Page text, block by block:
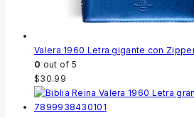
Valera 1960 Letra gigante con
0 out of 5
$30.99